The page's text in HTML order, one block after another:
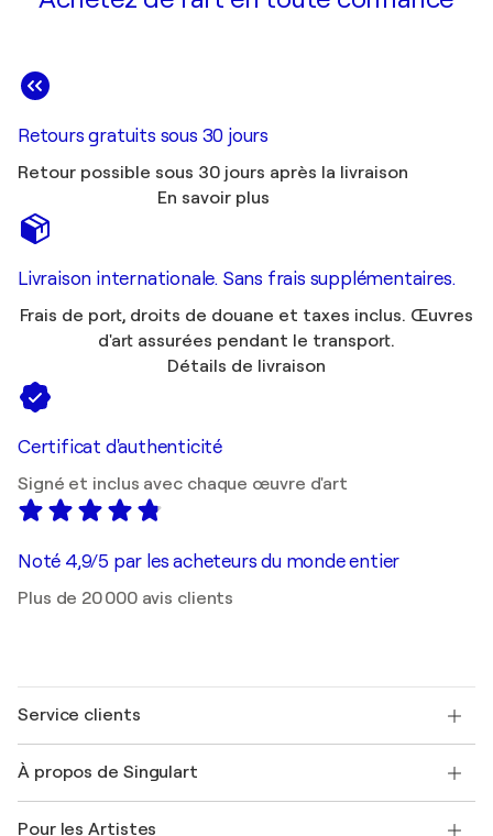
Retours gratuits sous 30 jours
Retour possible sous 30 jours après la livraison
En savoir plus
Livraison internationale. Sans frais supplémentaires.
Frais de port, droits de douane et taxes inclus. Œuvres
d'art assurées pendant le transport.
Détails de livraison
Certificat d'authenticité
Signé et inclus avec chaque œuvre d'art
Noté 4,9/5 par les acheteurs du monde entier
Plus de 20 000 avis clients
Service clients
Expédition
À propos de Singulart
FAQ
Pour les Artistes